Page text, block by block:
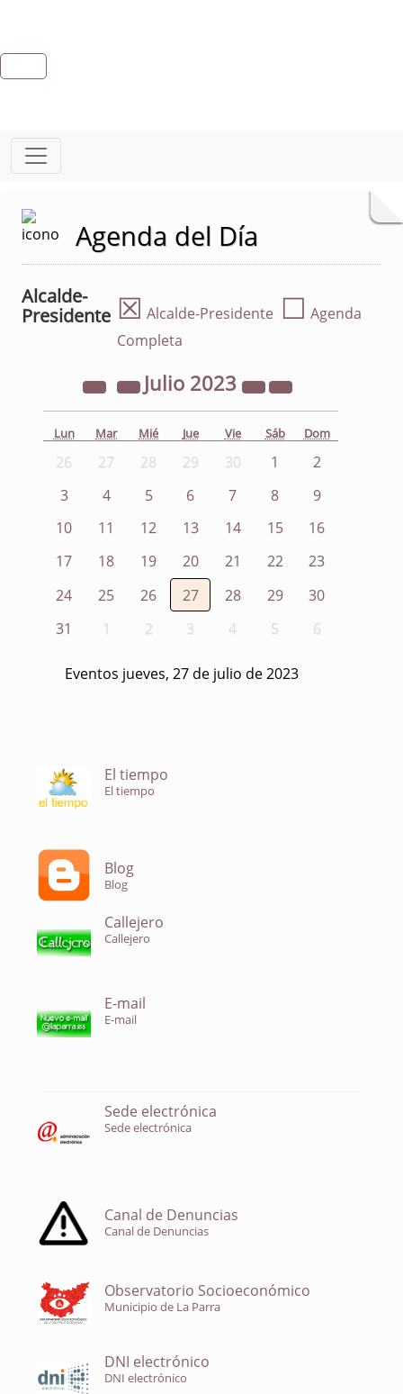
Agenda del Día
Alcalde-
Presidente ☒ Alcalde-Presidente ☐ Agenda
Completa
Julio 2023
Lun Mar Mié Jue Vie Sáb Dom
26 27 28 29 30 1
2
3
4 5 6 7 8
9
10
11 12 13 14 15
16
17
18 19 20 21 22
23
24
25 26 27 28 29
30
31
1 2 3 4 5 6
Eventos jueves, 27 de julio de 2023
El tiempo
El tiempo
Blog
Blog
Callejero
Callejero
E-mail
E-mail
Sede electrónica
Sede electrónica
Canal de Denuncias
Canal de Denuncias
Observatorio Socioeconómico
Municipio de La Parra
DNI electrónico
DNI electrónico